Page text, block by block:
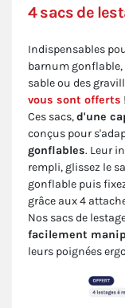
4 sacs de
Indispensables
barnum gonflable,
sable ou des
vous sont offerts !
Ces sacs,d'une
conçus pour
gonflables. Leur
rempli, glissez le
gonflable puis
grâce aux 4
Nos sacs de
facilement
leurs poignées